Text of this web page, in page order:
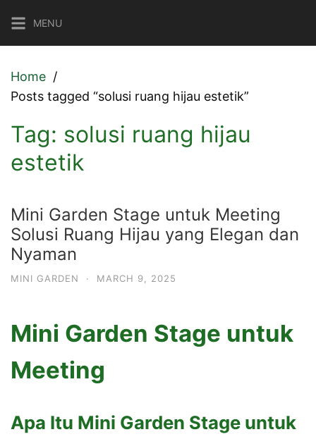
to
MENU
Home
Posts tagged “solusi ruang hijau estetik”
Tag: solusi ruang hijau
estetik
Mini Garden Stage untuk Meeting
Solusi Ruang Hijau yang Elegan dan
Nyaman
MINI GARDEN · MARCH 9, 2025
Mini Garden Stage untuk
Meeting
Apa Itu Mini Garden Stage untuk